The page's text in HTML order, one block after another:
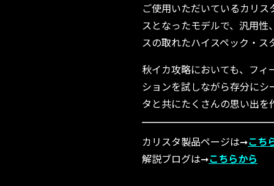
ご使用いただいているカリ
スとなったモデルで、汎用
スの取れたハイスペック・ス
秋イカ攻略においても、フィ
ションを試しながら存分に
タと共にたくさんの思い出
カリスタ製品ページは➞こち
解説ブログは➞こちらから